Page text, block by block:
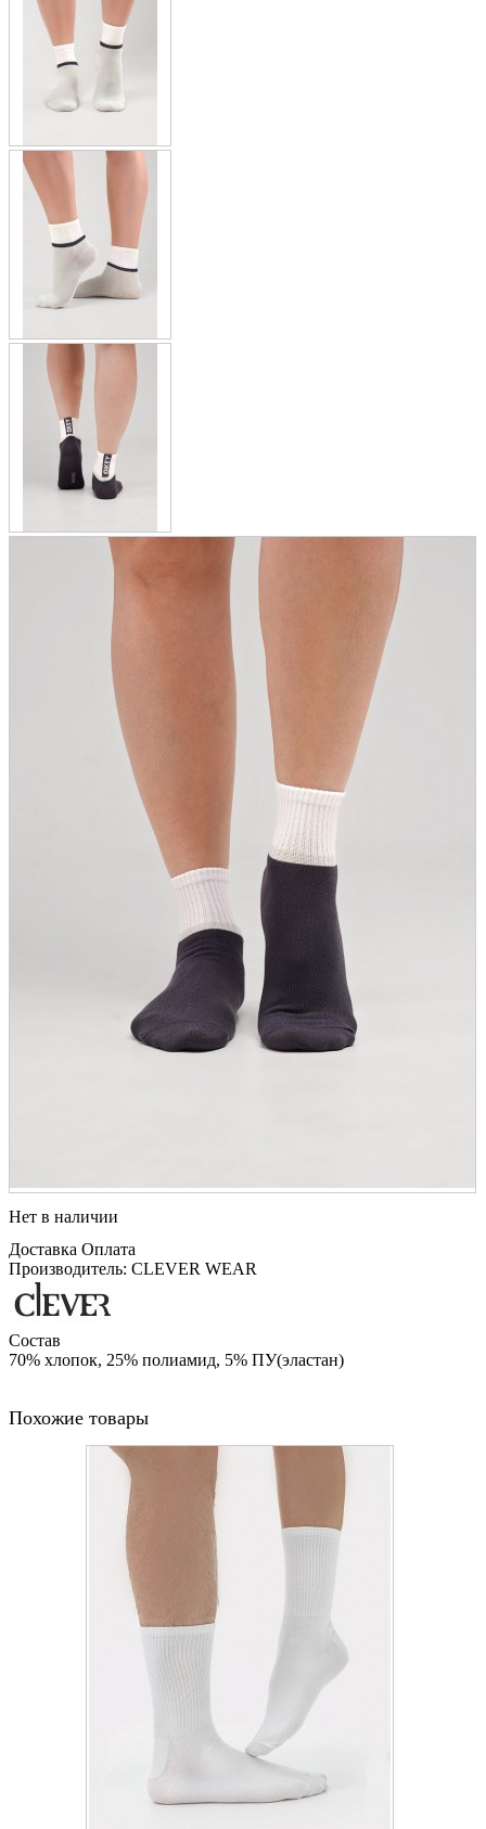
Нет в наличии
Доставка Оплата
Производитель: CLEVER WEAR
Состав
70% хлопок, 25% полиамид, 5% ПУ(эластан)
Похожие товары